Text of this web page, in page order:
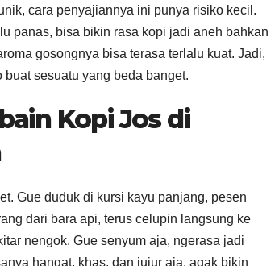
cara penyajiannya ini punya risiko kecil.
panas, bisa bikin rasa kopi jadi aneh bahkan
gosongnya bisa terasa terlalu kuat. Jadi,
sesuatu yang beda banget.
Kopi Jos di
Gue duduk di kursi kayu panjang, pesen
dari bara api, terus celupin langsung ke
nengok. Gue senyum aja, ngerasa jadi
hangat, khas, dan jujur aja, agak bikin